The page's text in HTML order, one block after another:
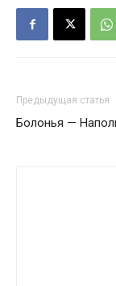
Предыдущая статья
Болонья —